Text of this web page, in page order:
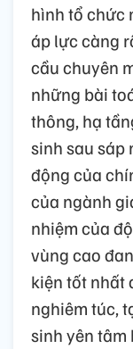
hình tổ chức
áp lực càng
cầu chuyên
những bài
thông, hạ
sinh sau sáp
động của
của ngành
nhiệm của
vùng cao
kiện tốt nhất
nghiêm túc,
sinh yên